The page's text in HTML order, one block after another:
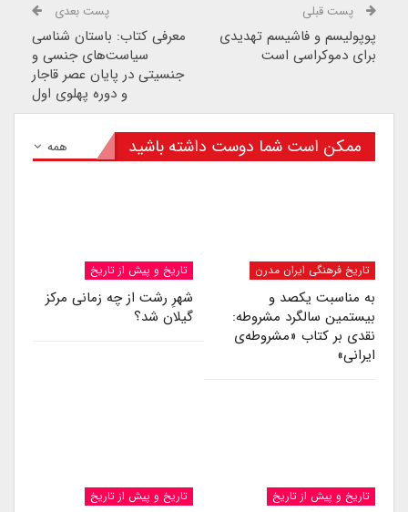
پست قبلی
پوپولیسم و فاشیسم تهدیدی
برای دموکراسی است
پست بعدی
معرفی کتاب: باستان شناسی
سیاست‌های جنسی و
جنسیتی در پایان عصر قاجار
و دوره پهلوی اول
همه ممکن است شما دوست داشته باشید
تاریخ فرهنگی ایران مدرن
به مناسبت یکصد و
بیستمین سالگرد مشروطه:
نقدی بر کتاب «مشروطه‌ی
ایرانی»
تاریخ و پیش از تاریخ
شهرِ رشت از چه زمانی مرکز
گیلان شد؟
تاریخ و پیش از تاریخ تاریخ و پیش از تاریخ